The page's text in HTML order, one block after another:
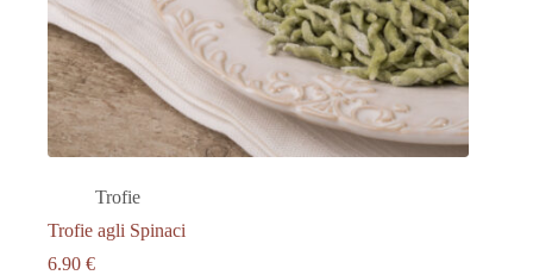
Trofie
Trofie agli Spinaci
6.90 €